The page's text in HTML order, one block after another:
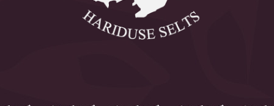
Sillaotsa Talumuuseum